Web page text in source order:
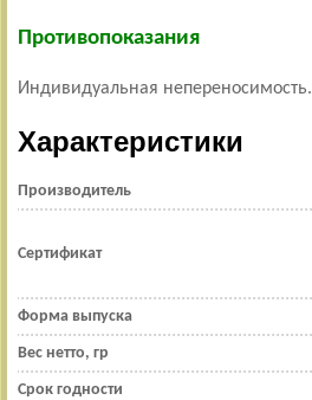
Противопоказания
Индивидуальная непереносимость.
Характеристики
Производитель
Сертификат
Форма выпуска
Вес нетто, гр
Срок годности